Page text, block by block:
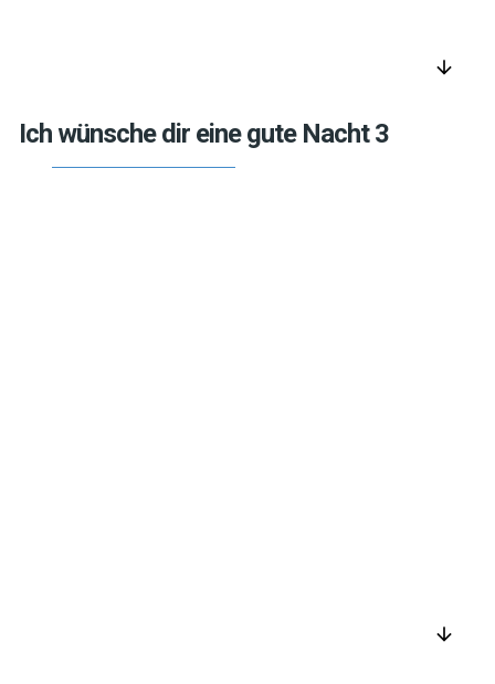
arrow_downward
Ich wünsche dir eine gute Nacht 3
arrow_downward